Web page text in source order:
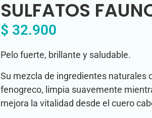
SULFATOS
$ 32.900
Pelo fuerte, brillante y saludable.
Su mezcla de ingredientes naturales
fenogreco, limpia suavemente
mejora la vitalidad desde el cuero